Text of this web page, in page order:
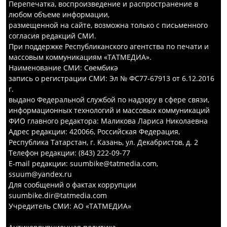
Перепечатка, воспроизведение и распространение в
любом объеме информации,
размещенной на сайте, возможна только с письменного
согласия редакций СМИ.
При поддержке Республиканского агентства по печати и
массовым коммуникациям «ТАТМЕДИА».
Наименование СМИ: Сөембикә
запись о регистрации СМИ: Эл № ФС77-67913 от 6.12.2016
г.
выдано Федеральной службой по надзору в сфере связи,
информационных технологий и массовых коммуникаций
ФИО главного редактора: Маликова Лариса Николаевна
Адрес редакции: 420066, Российская Федерация,
Республика Татарстан, г. Казань, ул. Декабристов, д. 2
Телефон редакции: (843) 222-09-77
E-mail редакции: suumbike@tatmedia.com,
ssuum@yandex.ru
Для сообщений о фактах коррупции
suumbike.dir@tatmedia.com
Учредитель СМИ: АО «ТАТМЕДИА»